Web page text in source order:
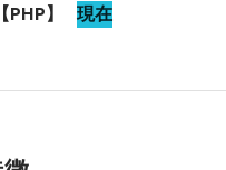
】 現在